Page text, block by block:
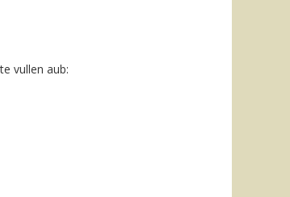
vullen aub: